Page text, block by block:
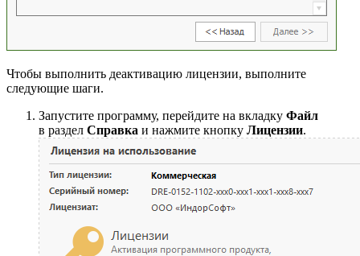
Чтобы выполнить деактивацию лицензии, выполните
следующие шаги.
Запустите программу, перейдите на вкладку Файл
в раздел Справка и нажмите кнопку Лицензии.